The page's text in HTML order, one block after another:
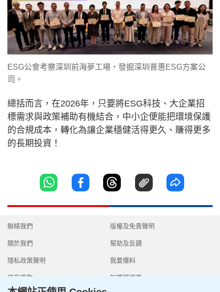
ESG公會考察深圳前海夢工場，發掘深圳普惠ESG方案公
司。
總括而言，在2026年，只要將ESG科技、大企業招
標需求與政策補助有機結合，中小企便能把環境保護
的合規成本，轉化為讓企業穩健活得更久、賺得更多
的長期投資！
聯絡我們
關於我們
隱私政策聲明
使用條款
版權及免責聲明
幫助及反饋
我要爆料
無障礙網頁